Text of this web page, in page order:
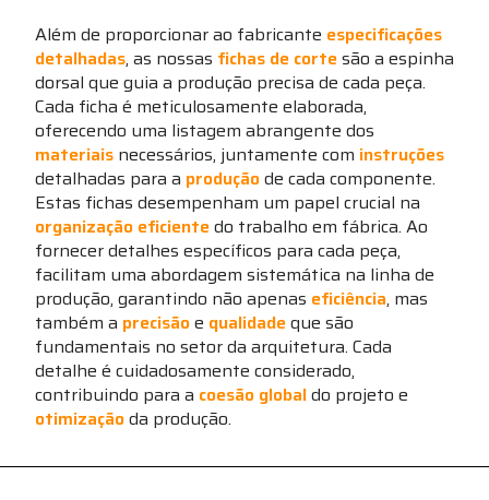
Além de proporcionar ao fabricante especificações
detalhadas, as nossas fichas de cortesão a espinha
dorsal que guia a produção precisa de cada peça.
Cada ficha é meticulosamente elaborada,
oferecendo uma listagem abrangente dos
materiais necessários, juntamente com instruções
detalhadas para a produçãode cada componente.
Estas fichas desempenham um papel crucial na
organização eficientedo trabalho em fábrica. Ao
fornecer detalhes específicos para cada peça,
facilitam uma abordagem sistemática na linha de
produção, garantindo não apenas eficiência, mas
também a precisãoe qualidadeque são
fundamentais no setor da arquitetura. Cada
detalhe é cuidadosamente considerado,
contribuindo para a coesão globaldo projeto e
otimizaçãoda produção.